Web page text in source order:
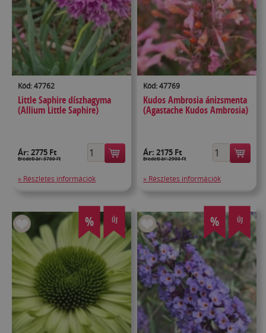
Kód: 47762
Little Saphire díszhagyma
(Allium Little Saphire)
Ár: 2775 Ft
Eredeti ár: 3700 Ft
» Részletes információk
Kód: 47769
Kudos Ambrosia ánizsmenta
(Agastache Kudos Ambrosia)
Ár:2175 Ft
Eredeti ár: 2900 Ft
» Részletes információk
% ÚJ % ÚJ